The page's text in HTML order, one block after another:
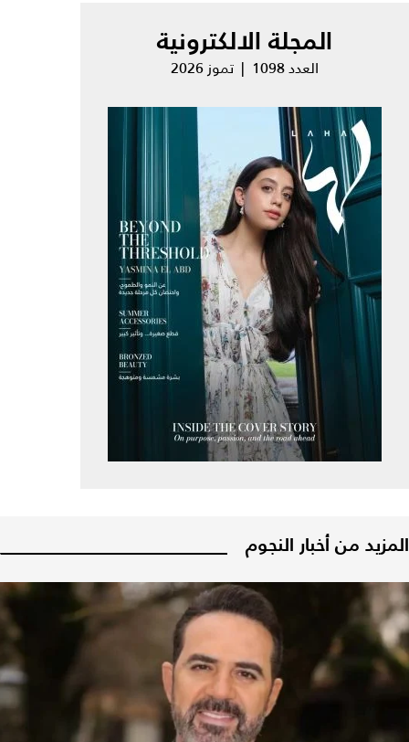
المجلة الالكترونية
العدد 1098 | تموز 2026
المزيد من أخبار النجوم